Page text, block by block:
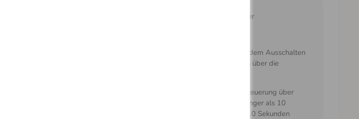
Moduswechsel über den Wandschalter
Speicher der letzten Einstellung nach dem Ausschalten
(sowohl über den Wandschalter als auch über die
Speicher der letzten Einstellung bei Steuerung über
den Wandschalter – die Leuchte muss länger als 10
Sekunden ausgeschaltet und länger als 10 Sekunden